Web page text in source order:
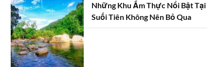
Những Khu Ẩm Thực Nổi Bật Tại
Suối Tiên Không Nên Bỏ Qua